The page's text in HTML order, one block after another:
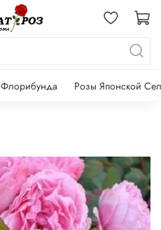
Флорибунда Розы Японской